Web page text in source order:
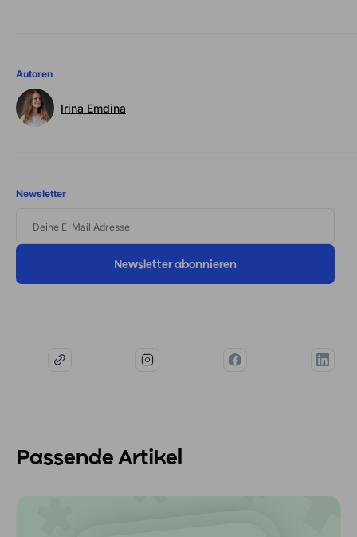
Autoren
Irina Emdina
Newsletter
ADRESSE
Passende Artikel